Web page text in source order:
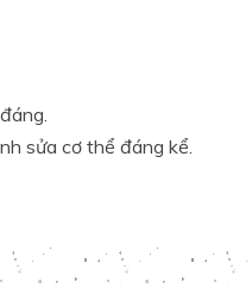
sửa cơ thể đáng kể.